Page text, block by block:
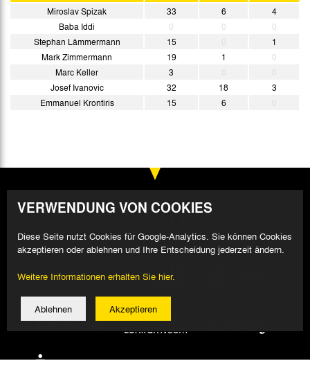
Miroslav Spizak 33 6
4
Baba Iddi
0 0
0
Stephan Lämmermann
15
1
Mark Zimmermann
19 1
0
Marc Keller
3
Josef Ivanovic
32 18
3
Emmanuel Krontiris
15 6
VERWENDUNG VON COOKIES
Diese Seite nutzt Cookies für Google-Analytics. Sie können Cookies
akzeptieren oder ablehnen und Ihre Entscheidung jederzeit ändern.
Weitere Informationen erhalten Sie hier.
Ablehnen Akzeptieren